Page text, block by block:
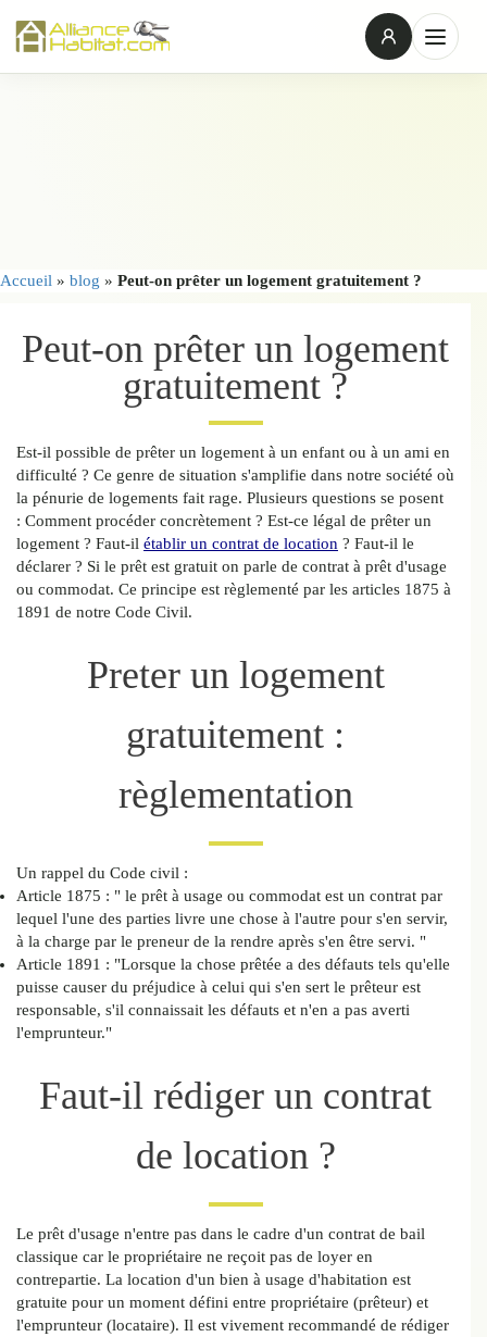
Accueil » blog » Peut-on prêter un logement gratuitement ?
Peut-on prêter un logement
gratuitement ?
Est-il possible de prêter un logement à un enfant ou à un ami en
difficulté ? Ce genre de situation s'amplifie dans notre société où
la pénurie de logements fait rage. Plusieurs questions se posent
: Comment procéder concrètement ? Est-ce légal de prêter un
logement ? Faut-il établir un contrat de location ? Faut-il le
déclarer ? Si le prêt est gratuit on parle de contrat à prêt d'usage
ou commodat. Ce principe est règlementé par les articles 1875 à
1891 de notre Code Civil.
Preter un logement
gratuitement :
règlementation
Un rappel du Code civil :
Article 1875 : " le prêt à usage ou commodat est un contrat par
lequel l'une des parties livre une chose à l'autre pour s'en servir,
à la charge par le preneur de la rendre après s'en être servi. "
Article 1891 : "Lorsque la chose prêtée a des défauts tels qu'elle
puisse causer du préjudice à celui qui s'en sert le prêteur est
responsable, s'il connaissait les défauts et n'en a pas averti
l'emprunteur."
Faut-il rédiger un contrat
de location ?
Le prêt d'usage n'entre pas dans le cadre d'un contrat de bail
classique car le propriétaire ne reçoit pas de loyer en
contrepartie. La location d'un bien à usage d'habitation est
gratuite pour un moment défini entre propriétaire (prêteur) et
l'emprunteur (locataire). Il est vivement recommandé de rédiger